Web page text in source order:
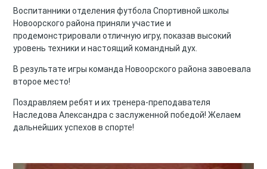
Воспитанники отделения футбола Спортивной школы
Новоорского района приняли участие и
продемонстрировали отличную игру, показав высокий
уровень техники и настоящий командный дух.
В результате игры команда Новоорского района завоевала
второе место!
Поздравляем ребят и их тренера-преподавателя
Наследова Александра с заслуженной победой! Желаем
дальнейших успехов в спорте!